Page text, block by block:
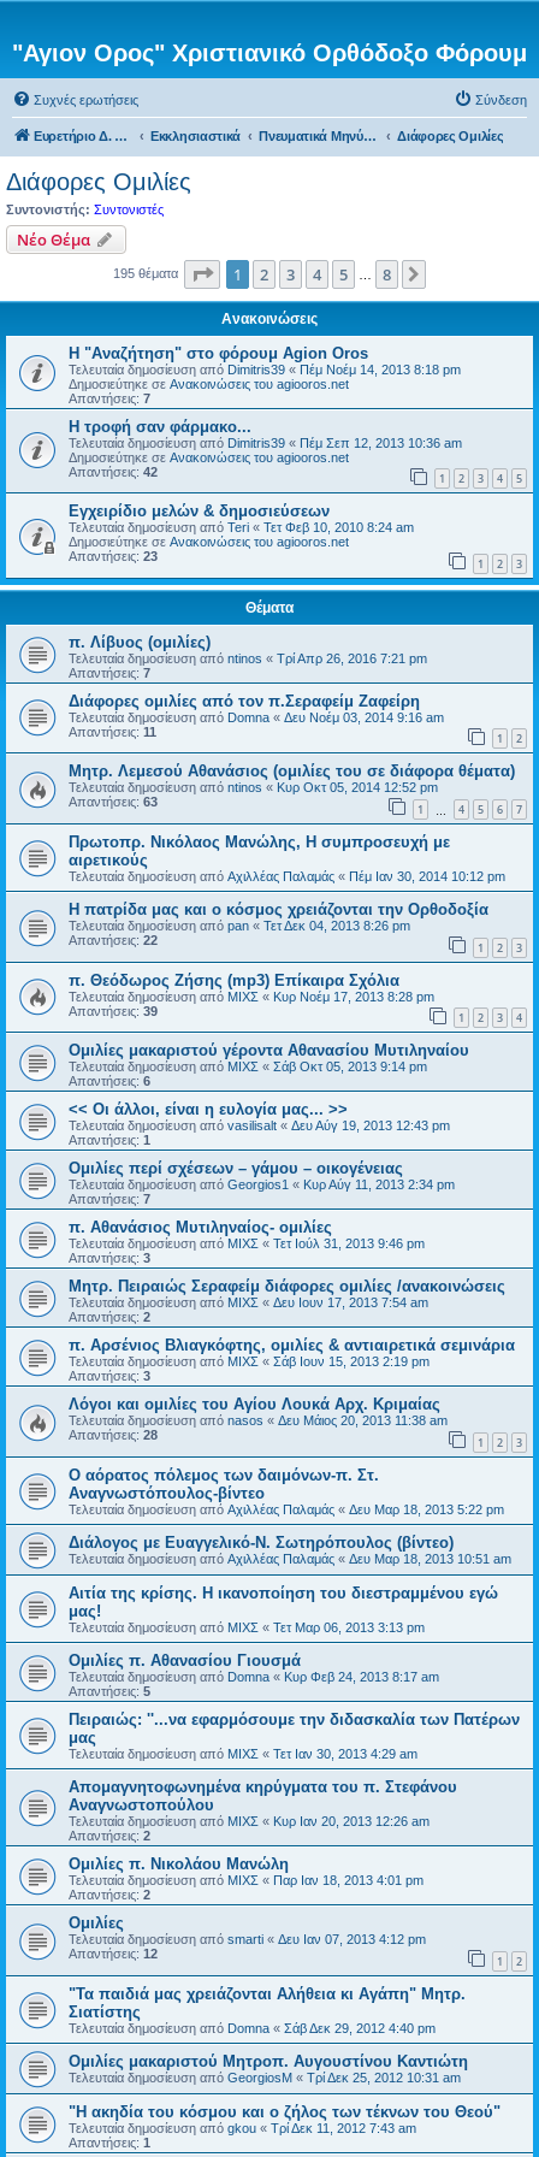
"Αγιον Ορος" Χριστιανικό Ορθόδοξο Φόρουμ
Συχνές ερωτήσεις Σύνδεση
Ευρετήριο Δ. Συζήτησης Εκκλησιαστικά Πνευματικά Μηνύματα Διάφορες Ομιλίες
Διάφορες Ομιλίες
Συντονιστής: Συντονιστές
Νέο Θέμα
195 θέματα Σελίδα από8
1 2 3 4 5 8
Ανακοινώσεις
Η "Αναζήτηση" στο φόρουμ Agion Oros
Τελευταία δημοσίευση από Dimitris39 « Πέμ Νοέμ 14, 2013 8:18 pm
Δημοσιεύτηκε σε Ανακοινώσεις του agiooros.net
Απαντήσεις: 7
H τροφή σαν φάρμακο...
Τελευταία δημοσίευση από Dimitris39 « Πέμ Σεπ 12, 2013 10:36 am
Δημοσιεύτηκε σε Ανακοινώσεις του agiooros.net
Απαντήσεις: 42 1 2 3 4 5
Εγχειρίδιο μελών & δημοσιεύσεων
Τελευταία δημοσίευση από Teri « Τετ Φεβ 10, 2010 8:24 am
Δημοσιεύτηκε σε Ανακοινώσεις του agiooros.net
Απαντήσεις: 23 1 2 3
Θέματα
π. Λίβυος (ομιλίες)
Τελευταία δημοσίευση από ntinos « Τρί Απρ 26, 2016 7:21 pm
Απαντήσεις: 7
Διάφορες ομιλίες από τον π.Σεραφείμ Ζαφείρη
Τελευταία δημοσίευση από Domna « Δευ Νοέμ 03, 2014 9:16 am
Απαντήσεις: 11 1 2
Μητρ. Λεμεσού Αθανάσιος (ομιλίες του σε διάφορα θέματα)
Τελευταία δημοσίευση από ntinos « Κυρ Οκτ 05, 2014 12:52 pm
Απαντήσεις: 63 1 4 5 6 7
Πρωτοπρ. Νικόλαος Μανώλης, Η συμπροσευχή με
αιρετικούς
Τελευταία δημοσίευση από Αχιλλέας Παλαμάς « Πέμ Ιαν 30, 2014 10:12 pm
Η πατρίδα μας και ο κόσμος χρειάζονται την Ορθοδοξία
Τελευταία δημοσίευση από pan « Τετ Δεκ 04, 2013 8:26 pm
Απαντήσεις: 22 1 2 3
π. Θεόδωρος Ζήσης (mp3) Επίκαιρα Σχόλια
Τελευταία δημοσίευση από ΜΙΧΣ « Κυρ Νοέμ 17, 2013 8:28 pm
Απαντήσεις: 39 1 2 3 4
Ομιλίες μακαριστού γέροντα Αθανασίου Μυτιληναίου
Τελευταία δημοσίευση από ΜΙΧΣ « Σάβ Οκτ 05, 2013 9:14 pm
Απαντήσεις: 6
<< Οι άλλοι, είναι η ευλογία μας... >>
Τελευταία δημοσίευση από vasilisalt « Δευ Αύγ 19, 2013 12:43 pm
Απαντήσεις: 1
Ομιλίες περί σχέσεων – γάμου – οικογένειας
Τελευταία δημοσίευση από Georgios1 « Κυρ Αύγ 11, 2013 2:34 pm
Απαντήσεις: 7
π. Αθανάσιος Μυτιληναίος- ομιλίες
Τελευταία δημοσίευση από ΜΙΧΣ « Τετ Ιούλ 31, 2013 9:46 pm
Απαντήσεις: 3
Μητρ. Πειραιώς Σεραφείμ διάφορες ομιλίες /ανακοινώσεις
Τελευταία δημοσίευση από ΜΙΧΣ « Δευ Ιουν 17, 2013 7:54 am
Απαντήσεις: 2
π. Αρσένιος Βλιαγκόφτης, ομιλίες & αντιαιρετικά σεμινάρια
Τελευταία δημοσίευση από ΜΙΧΣ « Σάβ Ιουν 15, 2013 2:19 pm
Απαντήσεις: 3
Λόγοι και ομιλίες του Αγίου Λουκά Αρχ. Κριμαίας
Τελευταία δημοσίευση από nasos « Δευ Μάιος 20, 2013 11:38 am
Απαντήσεις: 28 1 2 3
Ο αόρατος πόλεμος των δαιμόνων-π. Στ.
Αναγνωστόπουλος-βίντεο
Τελευταία δημοσίευση από Αχιλλέας Παλαμάς « Δευ Μαρ 18, 2013 5:22 pm
Διάλογος με Ευαγγελικό-Ν. Σωτηρόπουλος (βίντεο)
Τελευταία δημοσίευση από Αχιλλέας Παλαμάς « Δευ Μαρ 18, 2013 10:51 am
Αιτία της κρίσης. Η ικανοποίηση του διεστραμμένου εγώ
μας!
Τελευταία δημοσίευση από ΜΙΧΣ « Τετ Μαρ 06, 2013 3:13 pm
Ομιλίες π. Αθανασίου Γιουσμά
Τελευταία δημοσίευση από Domna « Κυρ Φεβ 24, 2013 8:17 am
Απαντήσεις: 5
Πειραιώς: ''...να εφαρμόσουμε την διδασκαλία των Πατέρων
μας
Τελευταία δημοσίευση από ΜΙΧΣ « Τετ Ιαν 30, 2013 4:29 am
Απομαγνητοφωνημένα κηρύγματα του π. Στεφάνου
Αναγνωστοπούλου
Τελευταία δημοσίευση από ΜΙΧΣ « Κυρ Ιαν 20, 2013 12:26 am
Απαντήσεις: 2
Ομιλίες π. Νικολάου Μανώλη
Τελευταία δημοσίευση από ΜΙΧΣ « Παρ Ιαν 18, 2013 4:01 pm
Απαντήσεις: 2
Ομιλίες
Τελευταία δημοσίευση από smarti « Δευ Ιαν 07, 2013 4:12 pm
Απαντήσεις: 12 1 2
"Τα παιδιά μας χρειάζονται Αλήθεια κι Αγάπη" Μητρ.
Σιατίστης
Τελευταία δημοσίευση από Domna « Σάβ Δεκ 29, 2012 4:40 pm
Ομιλίες μακαριστού Μητροπ. Αυγουστίνου Καντιώτη
Τελευταία δημοσίευση από GeorgiosM « Τρί Δεκ 25, 2012 10:31 am
"Η ακηδία του κόσμου και ο ζήλος των τέκνων του Θεού"
Τελευταία δημοσίευση από gkou « Τρί Δεκ 11, 2012 7:43 am
Απαντήσεις: 1